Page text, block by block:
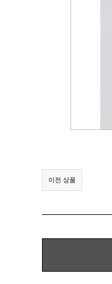
이전 상품